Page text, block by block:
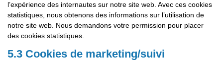
l’expérience des internautes sur notre site web. Avec ces cookies
statistiques, nous obtenons des informations sur l’utilisation de
notre site web. Nous demandons votre permission pour placer
des cookies statistiques.
5.3 Cookies de marketing/suivi